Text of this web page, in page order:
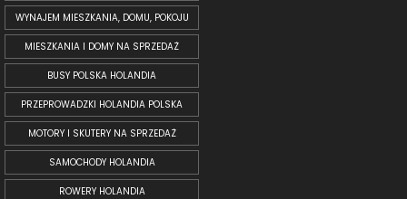
WYNAJEM MIESZKANIA, DOMU, POKOJU
MIESZKANIA I DOMY NA SPRZEDAŻ
BUSY POLSKA HOLANDIA
PRZEPROWADZKI HOLANDIA POLSKA
MOTORY I SKUTERY NA SPRZEDAŻ
SAMOCHODY HOLANDIA
ROWERY HOLANDIA